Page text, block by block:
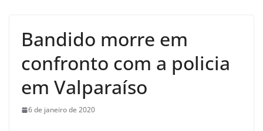
Bandido morre em
confronto com a policia
em Valparaíso
6 de janeiro de 2020